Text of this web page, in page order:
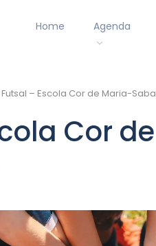
Home Agenda
Futsal – Escola Cor de Maria-
Cor